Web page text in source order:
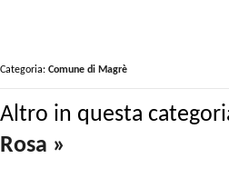
Categoria: Comune di Magrè
Altro in questa
Rosa »